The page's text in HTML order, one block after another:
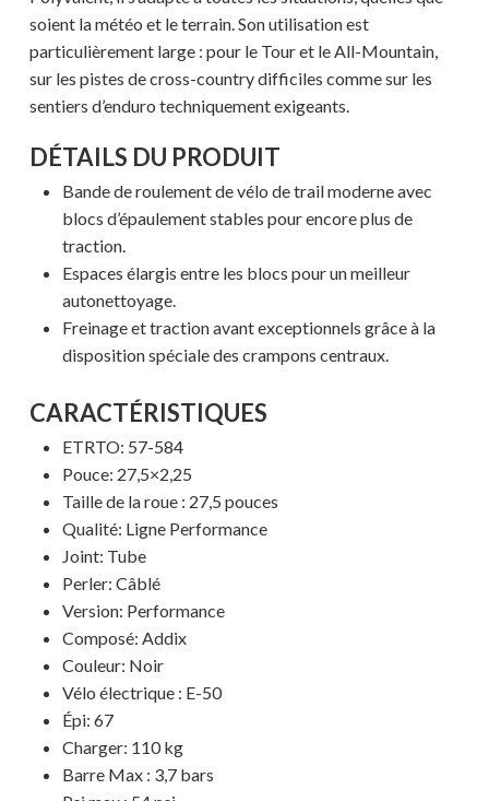
Votre panier est vide.
soient la météo et le terrain. Son utilisation est
particulièrement large : pour le Tour et le All-Mountain,
sur les pistes de cross-country difficiles comme sur les
sentiers d’enduro techniquement exigeants.
DÉTAILS DU PRODUIT
Bande de roulement de vélo de trail moderne avec
blocs d’épaulement stables pour encore plus de
traction.
Espaces élargis entre les blocs pour un meilleur
autonettoyage.
Freinage et traction avant exceptionnels grâce à la
disposition spéciale des crampons centraux.
CARACTÉRISTIQUES
ETRTO: 57-584
Pouce: 27,5×2,25
Taille de la roue : 27,5 pouces
Qualité: Ligne Performance
Joint: Tube
Perler: Câblé
Version: Performance
Composé: Addix
Couleur: Noir
Vélo électrique : E-50
Épi: 67
Charger: 110 kg
Barre Max : 3,7 bars